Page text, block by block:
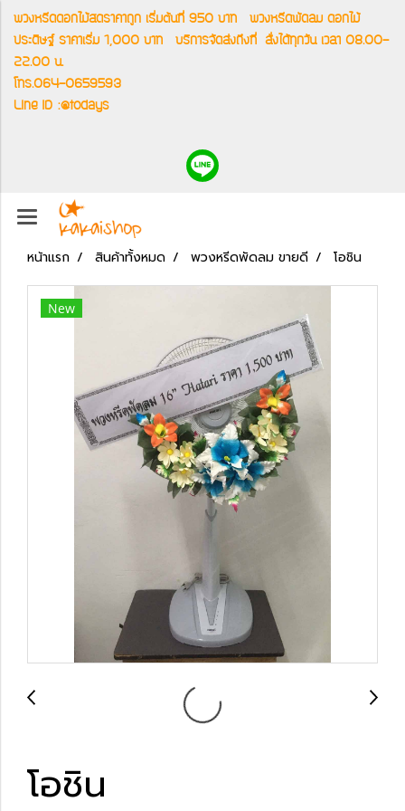
พวงหรีดดอกไม้สดราคาถูก เริ่มต้นที่ 950 บาท พวงหรีดพัดลม ดอกไม้
ประดิษฐ์ ราคาเริ่ม 1,000 บาท บริการจัดส่งถึงที่ สั่งได้ทุกวัน เวลา 08.00-
22.00 น.
โทร.064-0659593
Line ID :@todays
หน้าแรก สินค้าทั้งหมด พวงหรีดพัดลม ขายดี โอชิน
New
โอชิน